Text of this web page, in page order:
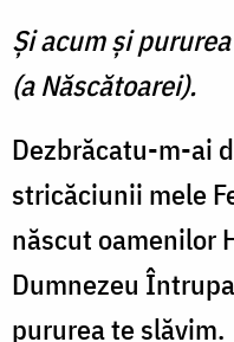
Şi acum şi
(a Născătoarei).
Dezbrăcatu-m-ai
stricăciunii mele
născut oamenilor
Dumnezeu
pururea te slăvim.